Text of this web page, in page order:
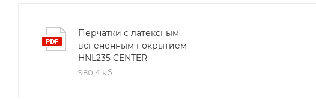
Перчатки с латексным
вспененным покрытием
HNL235 CENTER
980,4 кб